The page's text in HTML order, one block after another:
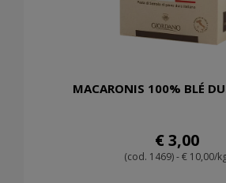
MACARONIS 100% BLÉ
€ 3,00
(cod. 1469) - € 10,00/